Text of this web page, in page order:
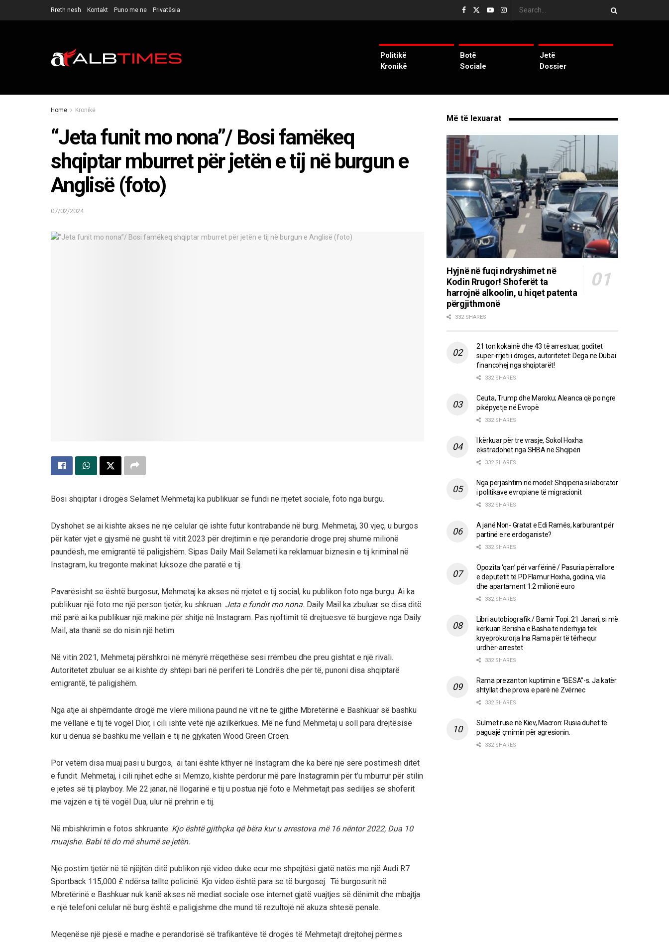
Rreth nesh Kontakt Puno me ne Privatësia
Politikë
Kronikë
Botë
Sociale
Jetë
Dossier
Home Kronikë
“Jeta funit mo nona”/ Bosi famëkeq
shqiptar mburret për jetën e tij në burgun e
Anglisë (foto)
07/02/2024
Bosi shqiptar i drogës Selamet Mehmetaj ka publikuar së fundi në rrjetet sociale, foto nga burgu.
Dyshohet se ai kishte akses në një celular që ishte futur kontrabandë në burg. Mehmetaj, 30 vjeç, u burgos
për katër vjet e gjysmë në gusht të vitit 2023 për drejtimin e një perandorie droge prej shumë milionë
paundësh, me emigrantë të paligjshëm. Sipas Daily Mail Selameti ka reklamuar biznesin e tij kriminal në
Instagram, ku tregonte makinat luksoze dhe paratë e tij.
Pavarësisht se është burgosur, Mehmetaj ka akses në rrjetet e tij social, ku publikon foto nga burgu. Ai ka
publikuar një foto me një person tjetër, ku shkruan: Jeta e fundit mo nona. Daily Mail ka zbuluar se disa ditë
më parë ai ka publikuar një makinë për shitje në Instagram. Pas njoftimit të drejtuesve të burgjeve nga Daily
Mail, ata thanë se do nisin një hetim.
Në vitin 2021, Mehmetaj përshkroi në mënyrë rrëqethëse sesi rrëmbeu dhe preu gishtat e një rivali.
Autoritetet zbuluar se ai kishte dy shtëpi bari në periferi të Londrës dhe për të, punoni disa shqiptarë
emigrantë, të paligjshëm.
Nga atje ai shpërndante drogë me vlerë miliona paund në vit në të gjithë Mbretërinë e Bashkuar së bashku
me vëllanë e tij të vogël Dior, i cili ishte vetë një azilkërkues. Më në fund Mehmetaj u soll para drejtësisë
kur u dënua së bashku me vëllain e tij në gjykatën Wood Green Croën.
Por vetëm disa muaj pasi u burgos, ai tani është kthyer në Instagram dhe ka bërë një sërë postimesh ditët
e fundit. Mehmetaj, i cili njihet edhe si Memzo, kishte përdorur më parë Instagramin për t’u mburrur për stilin
e jetës së tij playboy. Më 22 janar, në llogarinë e tij u postua një foto e Mehmetajt pas sediljes së shoferit
me vajzën e tij të vogël Dua, ulur në prehrin e tij.
Në mbishkrimin e fotos shkruante: Kjo është gjithçka që bëra kur u arrestova më 16 nëntor 2022, Dua 10
muajshe. Babi të do më shumë se jetën.
Një postim tjetër në të njëjtën ditë publikon një video duke ecur me shpejtësi gjatë natës me një Audi R7
Sportback 115,000 £ ndërsa tallte policinë. Kjo video është para se të burgosej. Të burgosurit në
Mbretërinë e Bashkuar nuk kanë akses në mediat sociale ose internet gjatë vuajtjes së dënimit dhe mbajtja
e një telefoni celular në burg është e paligjshme dhe mund të rezultojë në akuza shtesë penale.
Meqenëse një pjesë e madhe e perandorisë së trafikantëve të drogës të Mehmetajt drejtohej përmes
Më të lexuarat
Hyjnë në fuqi ndryshimet në
Kodin Rrugor! Shoferët ta
harrojnë alkoolin, u hiqet patenta
përgjithmonë
332 SHARES
21 ton kokainë dhe 43 të arrestuar, goditet
super-rrjeti i drogës, autoritetet: Dega në Dubai
financohej nga shqiptarët!
332 SHARES
Ceuta, Trump dhe Maroku; Aleanca që po ngre
pikëpyetje në Evropë
332 SHARES
I kërkuar për tre vrasje, Sokol Hoxha
ekstradohet nga SHBA në Shqipëri
332 SHARES
Nga përjashtim në model: Shqipëria si laborator
i politikave evropiane të migracionit
332 SHARES
A janë Non- Gratat e Edi Ramës, karburant për
partinë e re erdoganiste?
332 SHARES
Opozita ‘qan’ për varfërinë / Pasuria përrallore
e deputetit të PD Flamur Hoxha, godina, vila
dhe apartament 1.2 milionë euro
332 SHARES
Libri autobiografik / Bamir Topi: 21 Janari, si më
kërkuan Berisha e Basha të ndërhyja tek
kryeprokurorja Ina Rama për të tërhequr
urdhër-arrestet
332 SHARES
Rama prezanton kuptimin e “BESA”-s. Ja katër
shtyllat dhe prova e parë në Zvërnec
332 SHARES
Sulmet ruse në Kiev, Macron: Rusia duhet të
paguajë çmimin për agresionin.
332 SHARES